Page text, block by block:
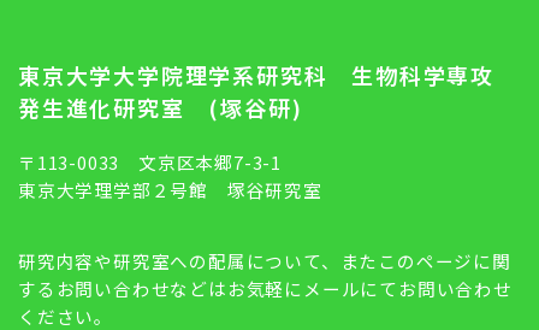
東京大学大学院理学系研究科 生物科学専攻
発生進化研究室 (塚谷研)
〒113-0033 文京区本郷7-3-1
東京大学理学部２号館 塚谷研究室
研究内容や研究室への配属について、またこのページに関
するお問い合わせなどはお気軽にメールにてお問い合わせ
ください。